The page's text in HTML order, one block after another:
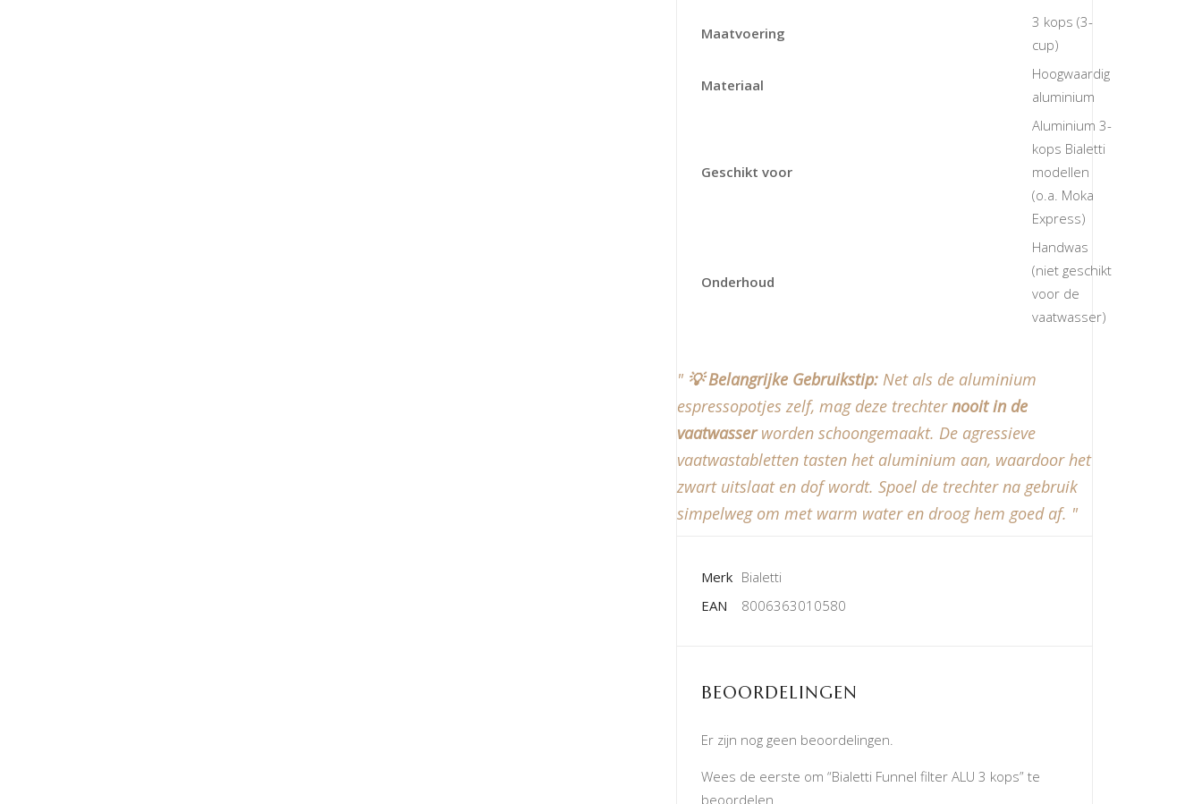
Maatvoering
3 kops (3-
cup)
Materiaal
Hoogwaardig
aluminium
Geschikt voor
Aluminium 3-
kops Bialetti
modellen
(o.a. Moka
Express)
Onderhoud
Handwas
(niet geschikt
voor de
vaatwasser)
💡 Belangrijke Gebruikstip: Net als de aluminium
espressopotjes zelf, mag deze trechternooit in de
vaatwasserworden schoongemaakt. De agressieve
vaatwastabletten tasten het aluminium aan, waardoor het
zwart uitslaat en dof wordt. Spoel de trechter na gebruik
simpelweg om met warm water en droog hem goed af.
Merk Bialetti
EAN
8006363010580
BEOORDELINGEN
Er zijn nog geen beoordelingen.
Wees de eerste om “Bialetti Funnel filter ALU 3 kops” te
beoordelen